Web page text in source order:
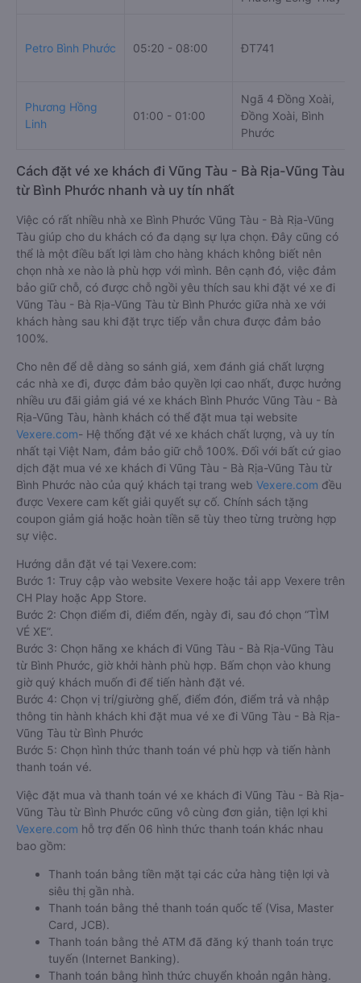
Petro Bình Phước 05:20 - 08:00 ĐT741
Phương Hồng
Linh
01:00 - 01:00
Ngã 4 Đồng Xoài,
Đồng Xoài, Bình
Phước
Cách đặt vé xe khách đi Vũng Tàu - Bà Rịa-Vũng Tàu
từ Bình Phước nhanh và uy tín nhất
Việc có rất nhiều nhà xe Bình Phước Vũng Tàu - Bà Rịa-Vũng
Tàu giúp cho du khách có đa dạng sự lựa chọn. Đây cũng có
thể là một điều bất lợi làm cho hàng khách không biết nên
chọn nhà xe nào là phù hợp với mình. Bên cạnh đó, việc đảm
bảo giữ chỗ, có được chỗ ngồi yêu thích sau khi đặt vé xe đi
Vũng Tàu - Bà Rịa-Vũng Tàu từ Bình Phước giữa nhà xe với
khách hàng sau khi đặt trực tiếp vẫn chưa được đảm bảo
100%.
Cho nên để dễ dàng so sánh giá, xem đánh giá chất lượng
các nhà xe đi, được đảm bảo quyền lợi cao nhất, được hưởng
nhiều ưu đãi giảm giá vé xe khách Bình Phước Vũng Tàu - Bà
Rịa-Vũng Tàu, hành khách có thể đặt mua tại website
Vexere.com- Hệ thống đặt vé xe khách chất lượng, và uy tín
nhất tại Việt Nam, đảm bảo giữ chỗ 100%. Đối với bất cứ giao
dịch đặt mua vé xe khách đi Vũng Tàu - Bà Rịa-Vũng Tàu từ
Bình Phước nào của quý khách tại trang web Vexere.com đều
được Vexere cam kết giải quyết sự cố. Chính sách tặng
coupon giảm giá hoặc hoàn tiền sẽ tùy theo từng trường hợp
sự việc.
Hướng dẫn đặt vé tại Vexere.com:
Bước 1: Truy cập vào website Vexere hoặc tải app Vexere trên
CH Play hoặc App Store.
Bước 2: Chọn điểm đi, điểm đến, ngày đi, sau đó chọn “TÌM
VÉ XE”.
Bước 3: Chọn hãng xe khách đi Vũng Tàu - Bà Rịa-Vũng Tàu
từ Bình Phước, giờ khởi hành phù hợp. Bấm chọn vào khung
giờ quý khách muốn đi để tiến hành đặt vé.
Bước 4: Chọn vị trí/giường ghế, điểm đón, điểm trả và nhập
thông tin hành khách khi đặt mua vé xe đi Vũng Tàu - Bà Rịa-
Vũng Tàu từ Bình Phước
Bước 5: Chọn hình thức thanh toán vé phù hợp và tiến hành
thanh toán vé.
Việc đặt mua và thanh toán vé xe khách đi Vũng Tàu - Bà Rịa-
Vũng Tàu từ Bình Phước cũng vô cùng đơn giản, tiện lợi khi
Vexere.com hỗ trợ đến 06 hình thức thanh toán khác nhau
bao gồm:
Thanh toán bằng tiền mặt tại các cửa hàng tiện lợi và
siêu thị gần nhà.
Thanh toán bằng thẻ thanh toán quốc tế (Visa, Master
Card, JCB).
Thanh toán bằng thẻ ATM đã đăng ký thanh toán trực
tuyến (Internet Banking).
Thanh toán bằng hình thức chuyển khoản ngân hàng.